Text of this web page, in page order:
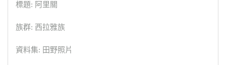
標題: 阿里關
族群: 西拉雅族
資料集: 田野照片